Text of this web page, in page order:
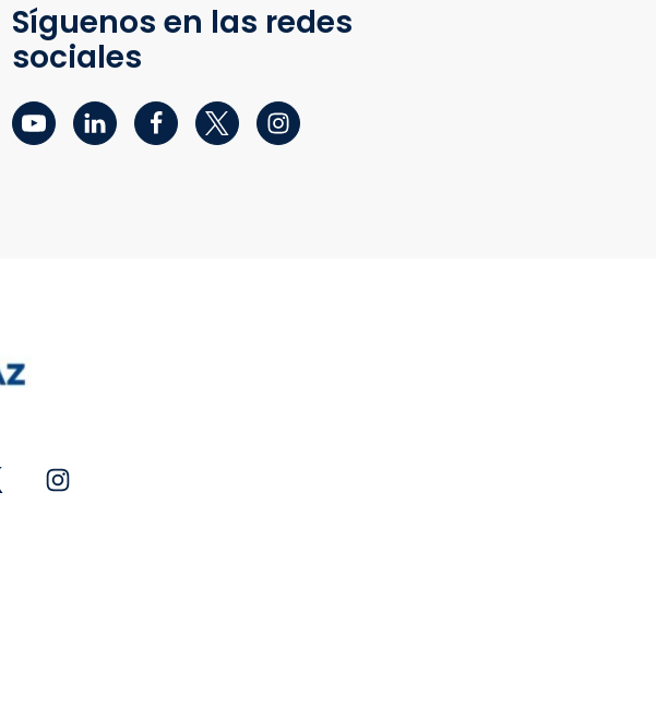
Síguenos en las redes
sociales